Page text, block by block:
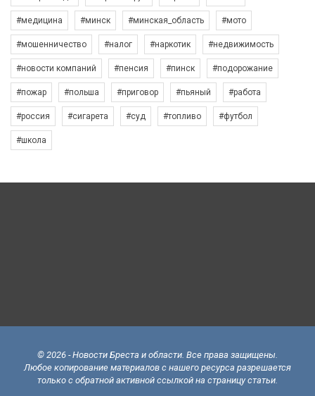
#медицина #минск #минская_область #мото
#мошенничество #налог #наркотик #недвижимость
#новости компаний #пенсия #пинск #подорожание
#пожар #польша #приговор #пьяный #работа
#россия #сигарета #суд #топливо #футбол
#школа
© 2026 - Новости Бреста и области. Все права защищены.
Любое копирование материалов с нашего ресурса разрешается
только с обратной активной ссылкой на страницу статьи.